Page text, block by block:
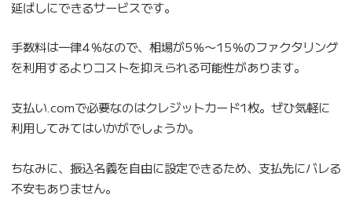
延ばしにできるサービスです。
手数料は一律4％なので、相場が5％〜15％のファクタリング
を利用するよりコストを抑えられる可能性があります。
支払い.comで必要なのはクレジットカード1枚。ぜひ気軽に
利用してみてはいかがでしょうか。
ちなみに、振込名義を自由に設定できるため、支払先にバレる
不安もありません。